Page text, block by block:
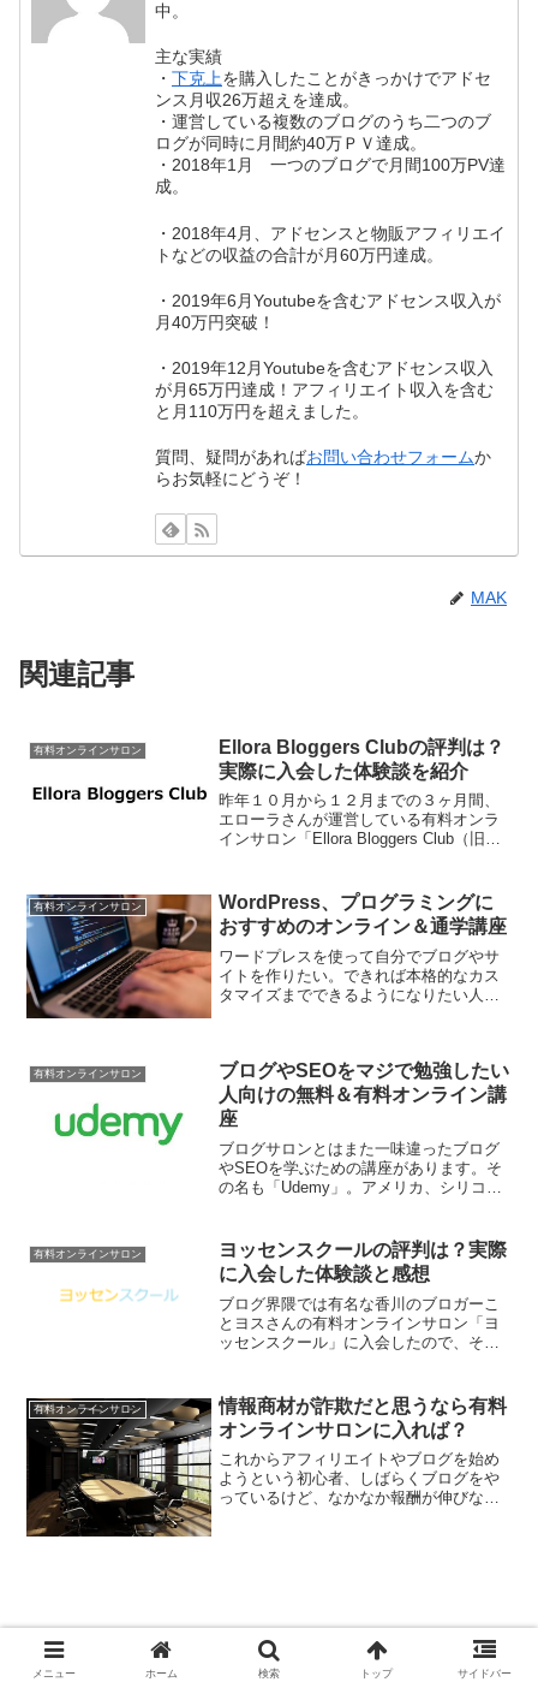
中。
主な実績
・下克上を購入したことがきっかけでアドセ
ンス月収26万超えを達成。
・運営している複数のブログのうち二つのブ
ログが同時に月間約40万ＰＶ達成。
・2018年1月 一つのブログで月間100万PV達
成。
・2018年4月、アドセンスと物販アフィリエイ
トなどの収益の合計が月60万円達成。
・2019年6月Youtubeを含むアドセンス収入が
月40万円突破！
・2019年12月Youtubeを含むアドセンス収入
が月65万円達成！アフィリエイト収入を含む
と月110万円を超えました。
質問、疑問があればお問い合わせフォームか
らお気軽にどうぞ！
MAK
関連記事
有料オンラインサロン
Ellora Bloggers Clubの評判は？
実際に入会した体験談を紹介
昨年１０月から１２月までの３ヶ月間、
エローラさんが運営している有料オンラ
インサロン「Ellora Bloggers Club（旧称
ログ初心者向けに有益な情報を配...
有料オンラインサロン
WordPress、プログラミングに
おすすめのオンライン＆通学講座
ワードプレスを使って自分でブログやサ
イトを作りたい。できれば本格的なカス
タマイズまでできるようになりたい人の
有料オンラインサロン
ブログやSEOをマジで勉強したい
人向けの無料＆有料オンライン講
座
ブログサロンとはまた一味違ったブログ
やSEOを学ぶための講座があります。そ
の名も「Udemy」。アメリカ、シリコン
されているのでここに紹介します。
有料オンラインサロン
ヨッセンスクールの評判は？実際
に入会した体験談と感想
ブログ界隈では有名な香川のブロガーこ
とヨスさんの有料オンラインサロン「ヨ
ッセンスクール」に入会したので、その
ヨスさんのブログといえば月間100万
PV、累計1,000万P...
有料オンラインサロン
情報商材が詐欺だと思うなら有料
オンラインサロンに入れば？
これからアフィリエイトやブログを始め
ようという初心者、しばらくブログをや
っているけど、なかなか報酬が伸びない
afbでダイアモンドステージになったよ！
稼ぎやすくておすすめ
メニュー ホーム 検索 トップ サイドバー